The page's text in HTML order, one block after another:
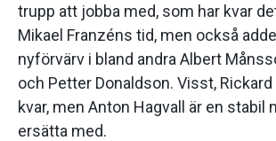
trupp att jobba med, som har kvar
Mikael Franzéns tid, men också
nyförvärv i bland andra Albert
och Petter Donaldson. Visst, Rickard
kvar, men Anton Hagvall är en stabil
ersätta med.